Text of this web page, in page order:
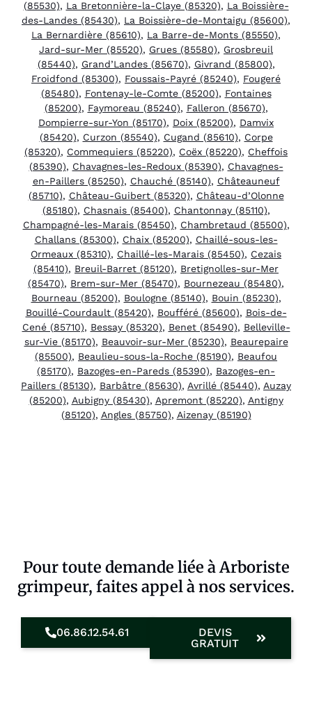
(85530), La Bretonnière-la-Claye (85320), La Boissière-
des-Landes (85430), La Boissière-de-Montaigu (85600),
La Bernardière (85610), La Barre-de-Monts (85550),
Jard-sur-Mer (85520), Grues (85580), Grosbreuil
(85440), Grand’Landes (85670), Givrand (85800),
Froidfond (85300), Foussais-Payré (85240), Fougeré
(85480), Fontenay-le-Comte (85200), Fontaines
(85200), Faymoreau (85240), Falleron (85670),
Dompierre-sur-Yon (85170), Doix (85200), Damvix
(85420), Curzon (85540), Cugand (85610), Corpe
(85320), Commequiers (85220), Coëx (85220), Cheffois
(85390), Chavagnes-les-Redoux (85390), Chavagnes-
en-Paillers (85250), Chauché (85140), Châteauneuf
(85710), Château-Guibert (85320), Château-d’Olonne
(85180), Chasnais (85400), Chantonnay (85110),
Champagné-les-Marais (85450), Chambretaud (85500),
Challans (85300), Chaix (85200), Chaillé-sous-les-
Ormeaux (85310), Chaillé-les-Marais (85450), Cezais
(85410), Breuil-Barret (85120), Bretignolles-sur-Mer
(85470), Brem-sur-Mer (85470), Bournezeau (85480),
Bourneau (85200), Boulogne (85140), Bouin (85230),
Bouillé-Courdault (85420), Boufféré (85600), Bois-de-
Cené (85710), Bessay (85320), Benet (85490), Belleville-
sur-Vie (85170), Beauvoir-sur-Mer (85230), Beaurepaire
(85500), Beaulieu-sous-la-Roche (85190), Beaufou
(85170), Bazoges-en-Pareds (85390), Bazoges-en-
Paillers (85130), Barbâtre (85630), Avrillé (85440), Auzay
(85200), Aubigny (85430), Apremont (85220), Antigny
(85120), Angles (85750), Aizenay (85190)
Pour toute demande liée à Arboriste
grimpeur, faites appel à nos services.
06.86.12.54.61
DEVIS
GRATUIT